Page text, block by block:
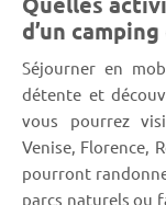
d’un
Séjourner en
détente et
vous pourrez
Venise, Florence,
pourront
parcs naturels ou